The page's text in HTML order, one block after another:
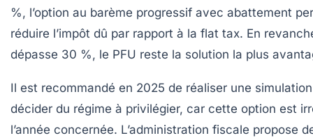
%, l’option au barème progressif avec abattement
réduire l’impôt dû par rapport à la flat tax. En
dépasse 30 %, le PFU reste la solution la plus
Il est recommandé en 2025 de réaliser une
décider du régime à privilégier, car cette option est
l’année concernée. L’administration fiscale propose